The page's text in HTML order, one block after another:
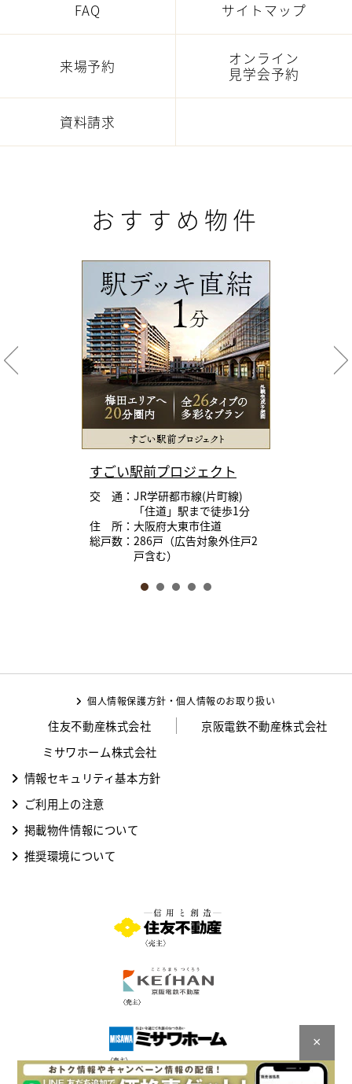
FAQ サイトマップ
来場予約
オンライン
見学会予約
資料請求
おすすめ物件
すごい駅前プロジェクト
交 通：JR学研都市線(片町線)
「住道」駅まで徒歩1分
住 所：大阪府大東市住道
総戸数：286戸（広告対象外住戸2
戸含む）
個人情報保護方針・個人情報のお取り扱い
住友不動産株式会社
京阪電鉄不動産株式会社
ミサワホーム株式会社
情報セキュリティ基本方針
ご利用上の注意
掲載物件情報について
推奨環境について
×